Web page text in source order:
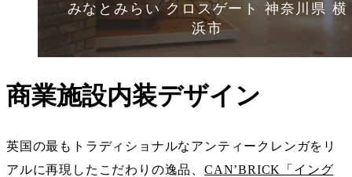
みなとみらい クロスゲート 神奈川県 横
浜市
商業施設内装デザイン
英国の最もトラディショナルなアンティークレンガをリ
アルに再現したこだわりの逸品、 CAN’BRICK「イング